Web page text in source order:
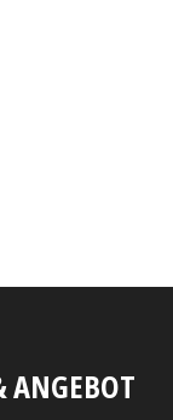
ANGEBOT